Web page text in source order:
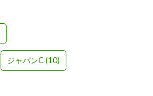
ジャパンC(10)